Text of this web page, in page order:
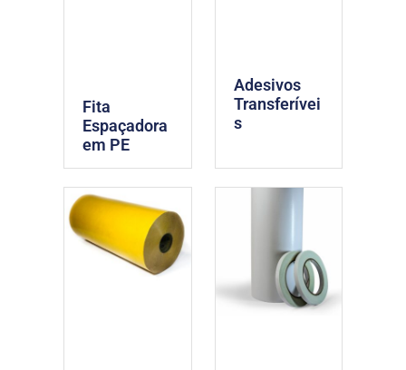
Fita
Espaçadora
em PE
Adesivos
Transferívei
s